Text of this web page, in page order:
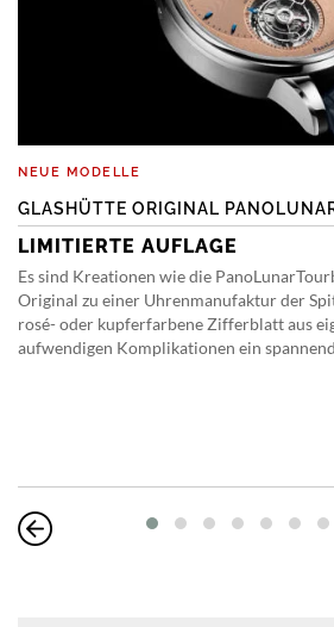
NEUE MODELLE
GLASHÜTTE ORIGINAL
LIMITIERTE AUFLAGE
Es sind Kreationen wie die
Original zu einer Uhrenmanufaktur der
rosé- oder kupferfarbene Zifferblatt aus
aufwendigen Komplikationen ein